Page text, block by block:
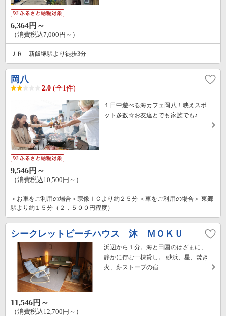
6,364円～
（消費税込7,000円～）
ＪＲ 新飯塚駅より徒歩3分
岡八
2.0 (全1件)
１日中遊べる海カフェ岡八！映えスポ
ット多数☆お友達とでも家族でも♪
9,546円～
（消費税込10,500円～）
＜お車をご利用の場合＞宗像ＩＣより約２５分 ＜車をご利用の場合＞ 東郷
駅より約１５分（２，５００円程度）
シークレットビーチハウス 沐 ＭＯＫＵ
浜辺から１分。海と田園のはざまに、
静かに佇む一棟貸し。 砂浜、星、焚き
火、薪ストーブの宿
11,546円～
（消費税込12,700円～）